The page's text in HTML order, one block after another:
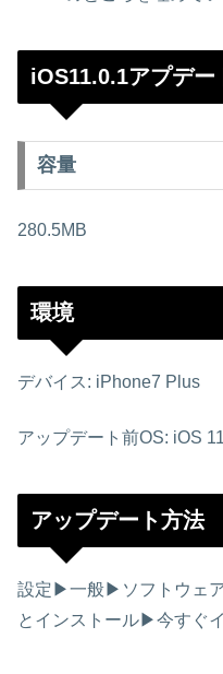
iOS11.0.1アプデー
容量
280.5MB
環境
デバイス: iPhone7 Plus
アップデート前OS: iOS 11
アップデート方法
設定▶︎一般▶︎ソフトウェ
とインストール▶︎今すぐ